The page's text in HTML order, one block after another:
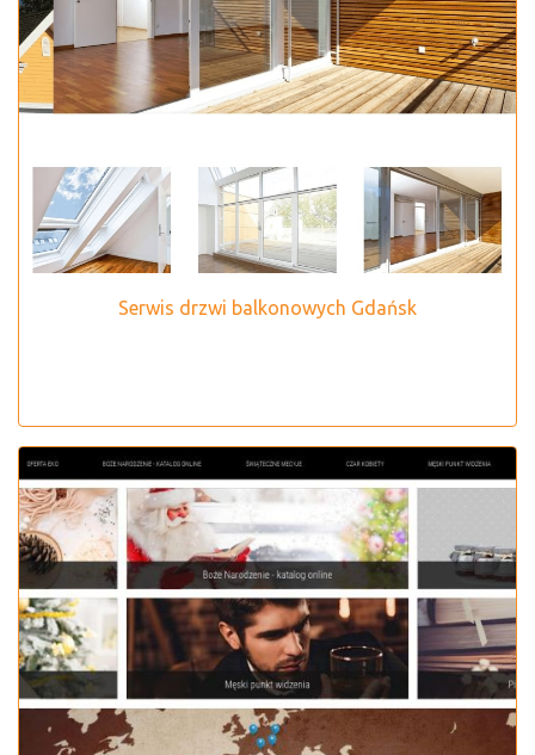
Serwis drzwi balkonowych Gdańsk